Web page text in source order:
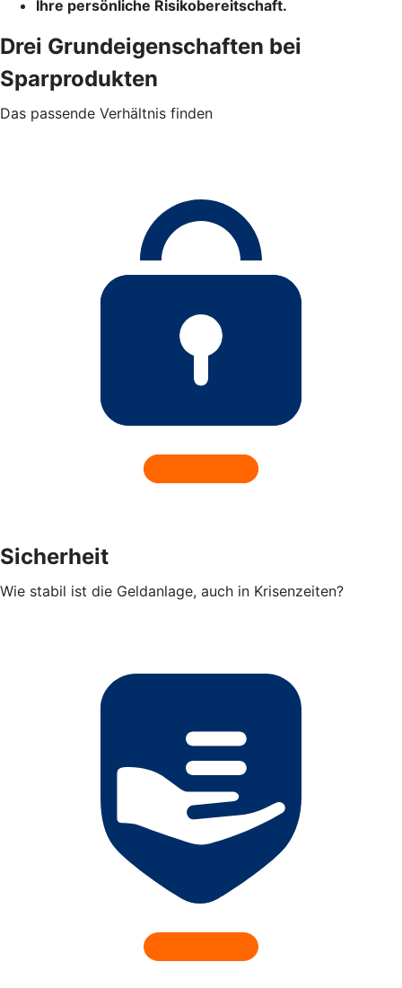
Ihre persönliche Risikobereitschaft.
Drei Grundeigenschaften bei
Sparprodukten
Das passende Verhältnis finden
Sicherheit
Wie stabil ist die Geldanlage, auch in Krisenzeiten?